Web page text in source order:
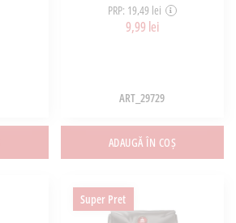
PRP: 19,49 lei
9,99 lei
ART_29729
ADAUGĂ ÎN COȘ
Super Pret